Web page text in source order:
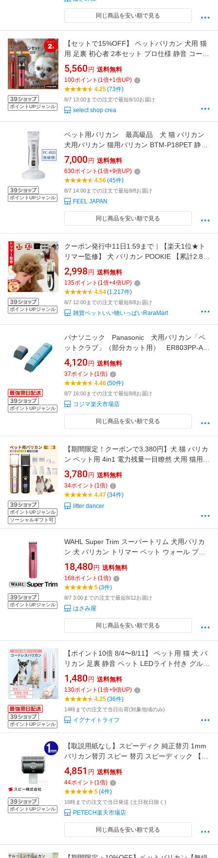
同じ商品を安い順で見る
ポイントUPジャンル
【セットで15%OFF】 ペットバリカン 犬用 猫
用 足裏 初心者 2本セット プロ仕様 静音 コード
レス パテッカー Pateker ミニバリカン 全身 ト
リミング 換毛期 抜け毛対策 剛毛 トイプードル
ペルシャ猫 うさぎ 人気 おすすめ 散髪 毛剃り
お手入れ ケア用品 ギフト 送料無料
5,560 円 送料無料
100ポイント (1倍+1倍UP)
4.25(73件)
8/7 13:00までの注文で最短8/10お届け
select shop crea
ポイントUPジャンル
ペット用バリカン 最高級品 犬 猫 バリカン
犬用バリカン 猫用バリカン BTM-P18PET 静音
充電＋AC両対応 トリミング ペット トリマー
ペット用品 セラミック刃 グルーミング サマー
カット アタッチメント 充電アダプター、充
電スタンド付き 【楽ギフ_包装】
7,000 円 送料無料
630ポイント (1倍+9倍UP)
4.56(45件)
8/7 14:00までの注文で最短8/8お届け
FEEL JAPAN
同じ商品を安い順で見る
ポイントUPジャンル
クーポン発行中11日1:59まで｜【楽天1位★ト
リマー監修】 犬 バリカン POOKIE 【累計2.8万
個突破】 猫 ペット用 コードレス 足裏 肉球 顔
周り 初心者 セルフカット トリミング 水洗い可
プロ仕様 アタッチメント 静音 軽量 PSE /ペッ
ト用バリカン24枚刃
2,998 円 送料無料
135ポイント (1倍+4倍UP)
4.54(1,217件)
8/7 12:00までの注文で最短8/8お届け
雑貨ペットいい物いっぱいRaraMart
ポイントUPジャンル
パナソニック Panasonic 犬用バリカン「ペ
ットクラブ」（部分カット用） ER803PP-A
(青)
4,120 円 送料無料
37ポイント (1倍)
4.46(50件)
8/7 16:00までの注文で最短8/8お届け
コジマ楽天市場店
同じ商品を安い順で見る
ポイントUPジャンル
ソーシャルギフト可
【期間限定！クーポンで3,380円】犬 猫 バリカ
ン ペット用 4in1 電力残量一目瞭然 犬用 猫用
低騒音 軽量 充電式 コードレス ペットトリマー
ペット用バリカン 犬 バリカン ペット 爪どき用
肉球 足裏 水洗い可 耳裏 顔回り おしり 全身カ
ット 部分カット
3,780 円 送料無料
34ポイント (1倍)
4.47(34件)
litter dancer
ポイントUPジャンル
WAHL Super Trim スーパートリム 犬用バリカ
ン 犬 バリカン トリマー ペット ウォール プロ
用 業務用
18,480 円 送料無料
168ポイント (1倍)
5(3件)
8/7 3:00までの注文で最短8/12お届け
はさみ屋
同じ商品を安い順で見る
ポイントUPジャンル
【ポイント10倍 8/4〜8/11】 ペット用 猫 犬 バ
リカン 足裏 静音 ペット LEDライト付き グルー
ミング トリミング ペットバリカン 犬 猫 初心者
コードレス トリミング 肉球 チタン セラミック
安全 お手入れ簡単 低振動 おしゃれ 猫用バリカ
1,480 円 送料無料
130ポイント (1倍+9倍UP)
4.25(36件)
14時までの注文で当日出荷(対象地域のみ)
イグナイトライフ
ポイントUPジャンル
【取説用紙なし】スピーディク 純正替刃 1mm
バリカン替刃 スピー 替刃 スピーディック 【メ
ール便対応】★
4,851 円 送料無料
44ポイント (1倍)
5(4件)
16時までの注文で当日発送 (土日祝日除く)
PETECH楽天市場店
同じ商品を安い順で見る